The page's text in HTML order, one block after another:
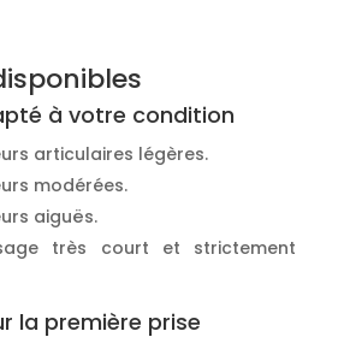
à votre condition
articulaires légères.
modérées.
aiguës.
très court et strictement
la première prise